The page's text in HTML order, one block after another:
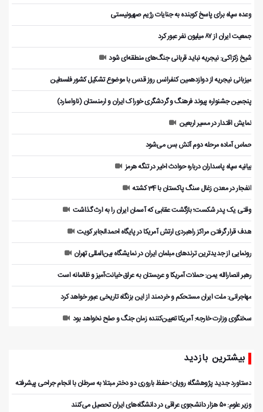
وعده سپاه برای پاسخ کوبنده به جنایات رژیم صهیونیستی
جمعیت ایران از ۸۷ میلیون نفر عبور کرد
شیخ زکزاکی: نیجریه نباید قربانی جنگ‌های منطقه‌ای شود
میزبانی نیجریه از دوازدهمین کنفرانس روز قدس با موضوع تشکیل کشور فلسطین
پنجمین جشنواره پیوند فرهنگ و گردشگر‌ی خوراک ایران و ارمنستان (ناواسارد)
نمایش اقتدار در مسیر اربعین
حماس آماده مرحله دوم آتش بس می‌شود
بیانیه سپاه پاسداران درباره حوادث اخیر در تنگه هرمز
انفجار در معدن زغال سنگ پاکستان با 34 کشته
وقتی یک پدر شکست؛ بازگشت عقابی که آسمان ایران را به ارث گذاشت
هدف قرار گرفتن مراکز راهبردی ارتش آمریکا در پایگاه احمدالجابر کویت
رونمایی از جدیدترین ترندهای مبلمان ایران در نمایشگاه بین‌المللی تهران
رهبر انصارالله یمن: حملات آمریکا و عربستان به عراق خیانت‌آمیز و ظالمانه است
مهاجرانی: ملت ایران مستحکم و خردمند از این بزنگاه تاریخی عبور خواهد کرد
سخنگوی وزارت خارجه: آمریکا تعیین‌کننده زمان جنگ و صلح نخواهد بود
بیشترین بازدید
دستاورد جدید پژوهشگاه رویان؛ حفظ باروری دو دختر مبتلا به سرطان با انجام جراحی پیشرفته
وزیر علوم: ۵۰ هزار دانشجوی عراقی در دانشگاه‌های ایران تحصیل می‌کنند